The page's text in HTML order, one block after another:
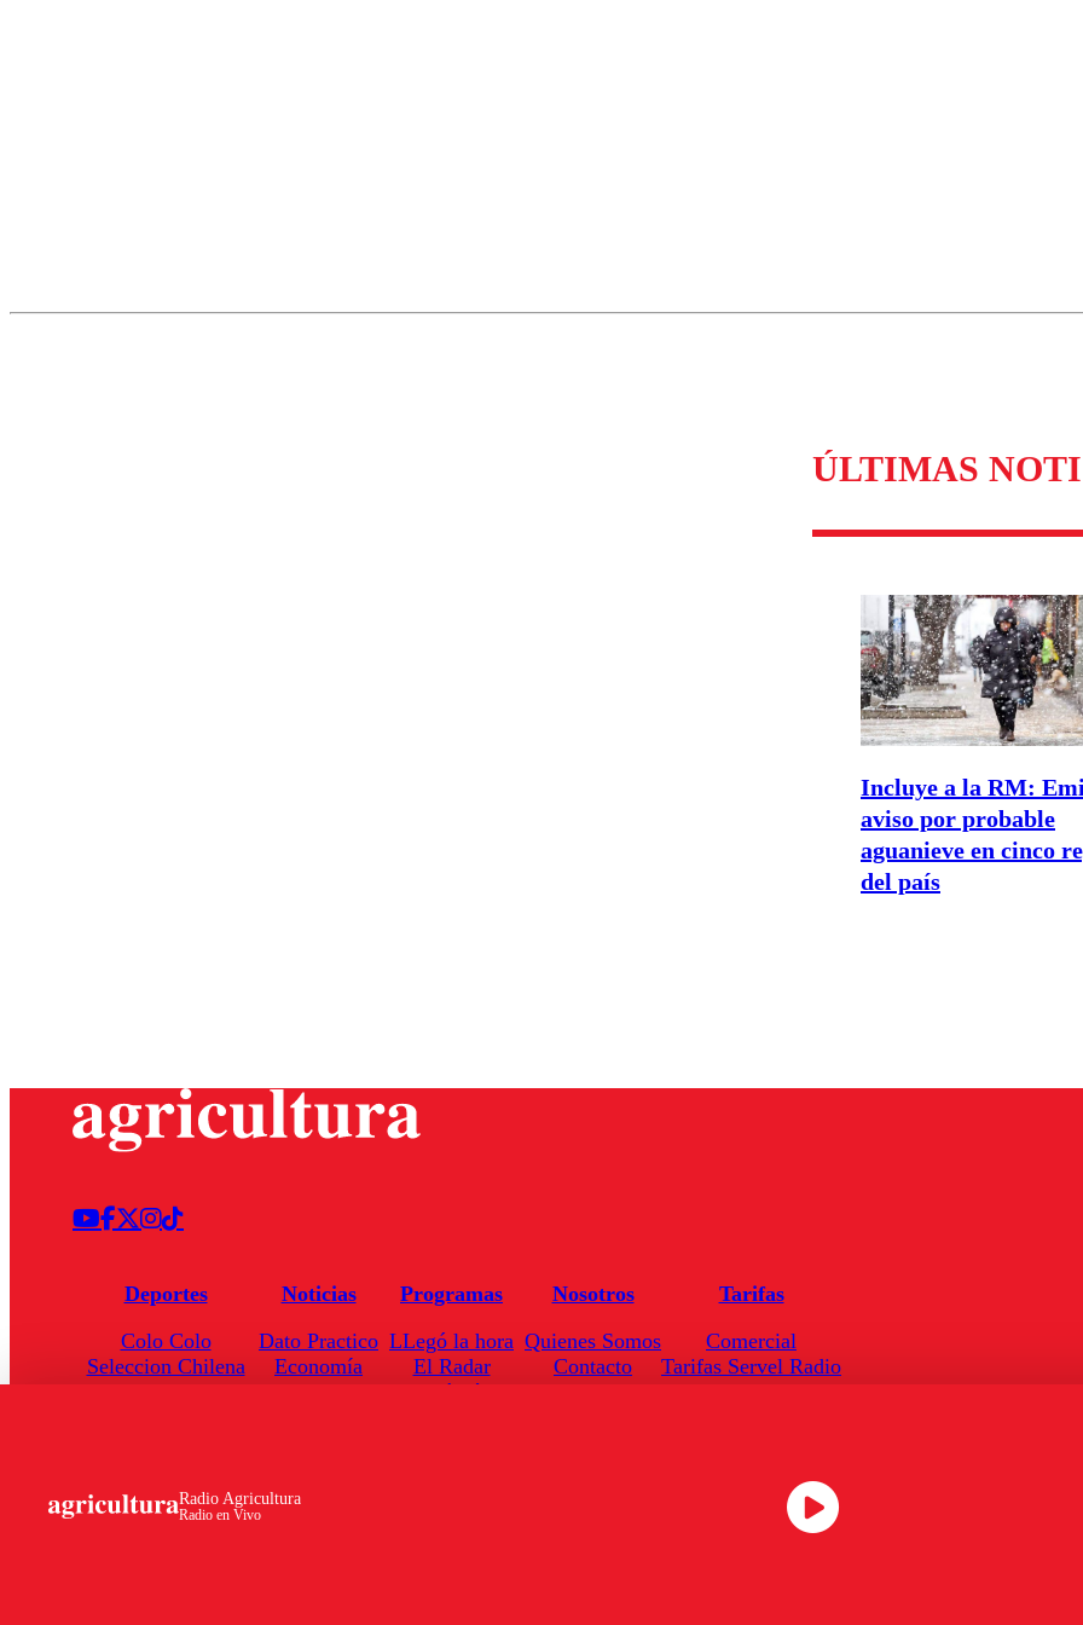
ÚLTIMAS
Incluye a la RM:
aviso por probable
aguanieve en cinco
del país
Radio Agricultura
Radio en Vivo
Deportes
Colo Colo
Seleccion Chilena
Noticias
Dato Practico
Economía
Programas
LLegó la hora
El Radar
Enfoqué Público
Nosotros
Quienes Somos
Contacto
Tarifas
Comercial
Tarifas Servel Radio